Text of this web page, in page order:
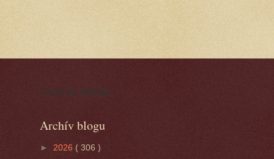
Cynická obluda
Archív blogu
► 2026 ( 306 )